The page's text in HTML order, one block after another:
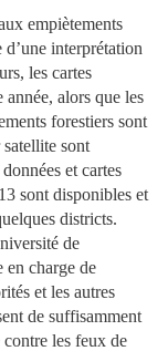
empiètements
d’une interprétation
les cartes
alors que les
forestiers sont
sont
et cartes
sont disponibles et
districts.
de
charge de
et les autres
de suffisamment
contre les feux de